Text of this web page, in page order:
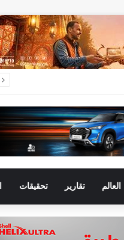
العالم تقارير تحقيقات